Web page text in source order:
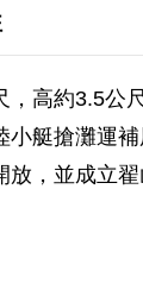
高約3.5公
艇搶灘運
，並成立